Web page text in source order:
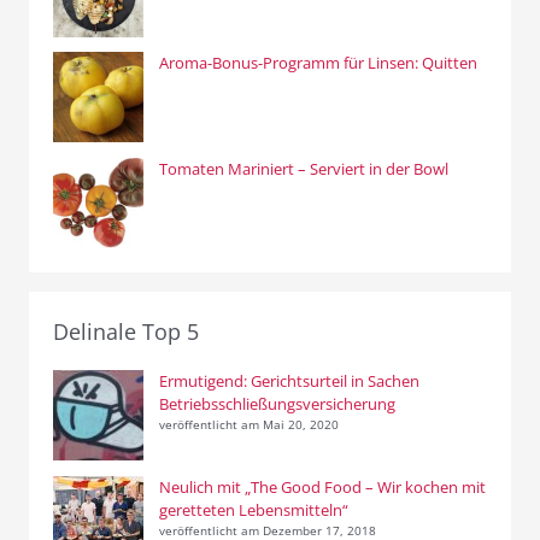
Aroma-Bonus-Programm für Linsen: Quitten
Tomaten Mariniert – Serviert in der Bowl
Delinale Top 5
Ermutigend: Gerichtsurteil in Sachen
Betriebsschließungsversicherung
veröffentlicht am Mai 20, 2020
Neulich mit „The Good Food – Wir kochen mit
geretteten Lebensmitteln“
veröffentlicht am Dezember 17, 2018